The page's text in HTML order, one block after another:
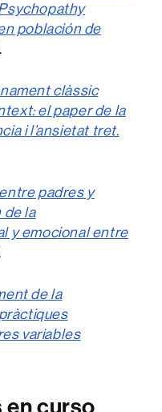
población de
clàssic
el paper de la
i l’ansietat tret.
padres y
de la
y emocional entre
de la
variables